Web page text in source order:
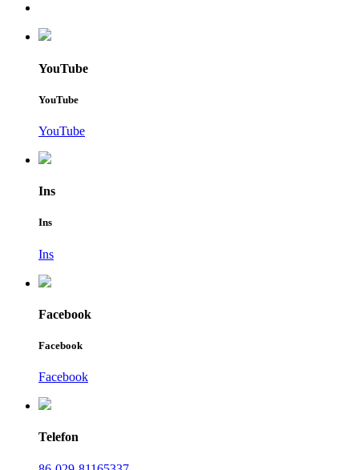
YouTube
YouTube
YouTube
Ins
Ins
Ins
Facebook
Facebook
Facebook
Telefon